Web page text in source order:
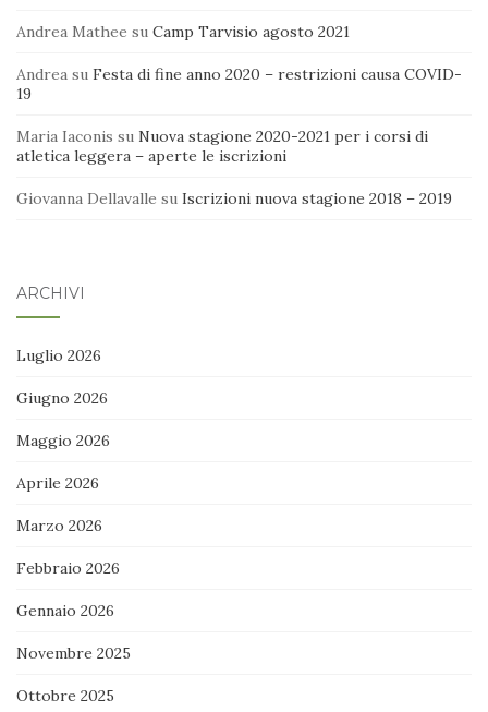
Andrea Mathee su Camp Tarvisio agosto 2021
Andrea su Festa di fine anno 2020 – restrizioni causa COVID-
19
Maria Iaconis su Nuova stagione 2020-2021 per i corsi di
atletica leggera – aperte le iscrizioni
Giovanna Dellavalle su Iscrizioni nuova stagione 2018 – 2019
ARCHIVI
Luglio 2026
Giugno 2026
Maggio 2026
Aprile 2026
Marzo 2026
Febbraio 2026
Gennaio 2026
Novembre 2025
Ottobre 2025